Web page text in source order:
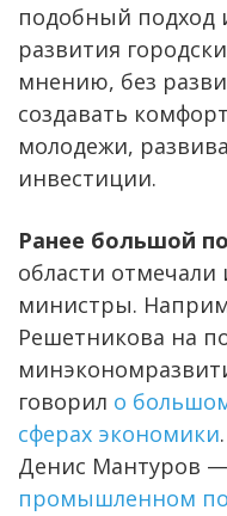
подобный подход
развития
мнению, без
создавать
молодежи,
инвестиции.
Ранее большой
области
министры.
Решетникова на
говорил о
сферах экономики
Денис Мантуров —
промышленном